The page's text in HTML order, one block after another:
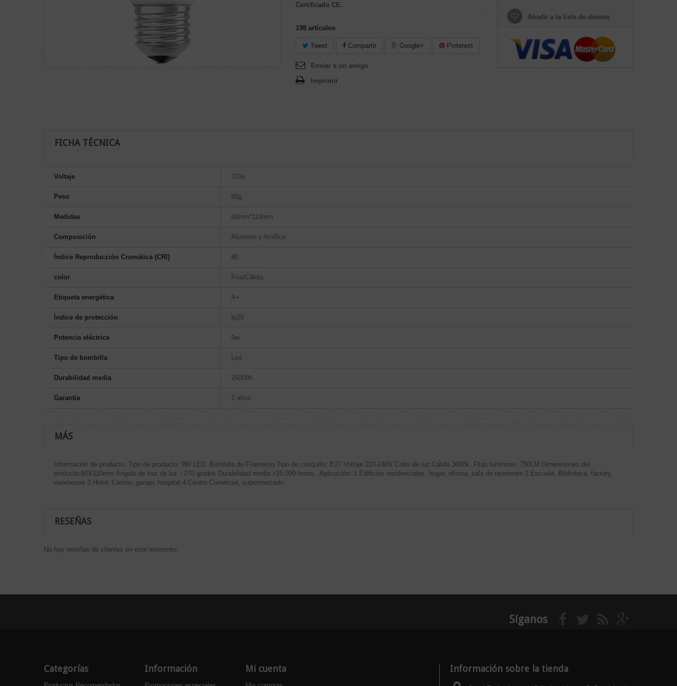
Certificado CE.
198 artículos
Tweet Compartir Google+ Pinterest
Enviar a un amigo
Imprimir
Añadir a la lista de deseos
FICHA TÉCNICA
Voltaje 220v
Peso 80g
Medidas 60mm*110mm
Composición Aluminio y Acrílico
Índice Reproducción Cromática (CRI) 80
color Fría/Cálida
Etiqueta energética A+
Índice de protección Ip25
Potencia eléctrica 9w
Tipo de bombilla Led
Durabilidad media 25000h
Garantia 2 años
MÁS
Información de producto: Tipo de producto: 9W LED Bombilla de Filamento Tipo de casquillo: E27 Voltaje 220-240V Color de luz:Cálida 3000k, Flujo luminoso: 750LM Dimensiones del
producto:60X110mm Ángulo de haz de luz：270 grados Durabilidad media:>25,000 horas. Aplicación: 1.Edificios residenciales, hogar, oficina, sala de reuniones 2.Escuela, Biblioteca, factory,
warehouse 3.Hotel, Casino, garaje, hospital 4.Centro Comercial, supermercado.
RESEÑAS
No hay reseñas de clientes en este momento.
Síganos
Categorías Información Mi cuenta Información sobre la tienda